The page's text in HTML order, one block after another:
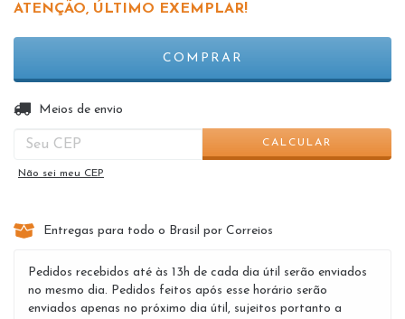
ATENÇÃO, ÚLTIMO EXEMPLAR!
Entregas para o CEP:
Meios de envio
CALCULAR
Não sei meu CEP
Entregas para todo o Brasil por Correios
Pedidos recebidos até às 13h de cada dia útil serão enviados
no mesmo dia. Pedidos feitos após esse horário serão
enviados apenas no próximo dia útil, sujeitos portanto a